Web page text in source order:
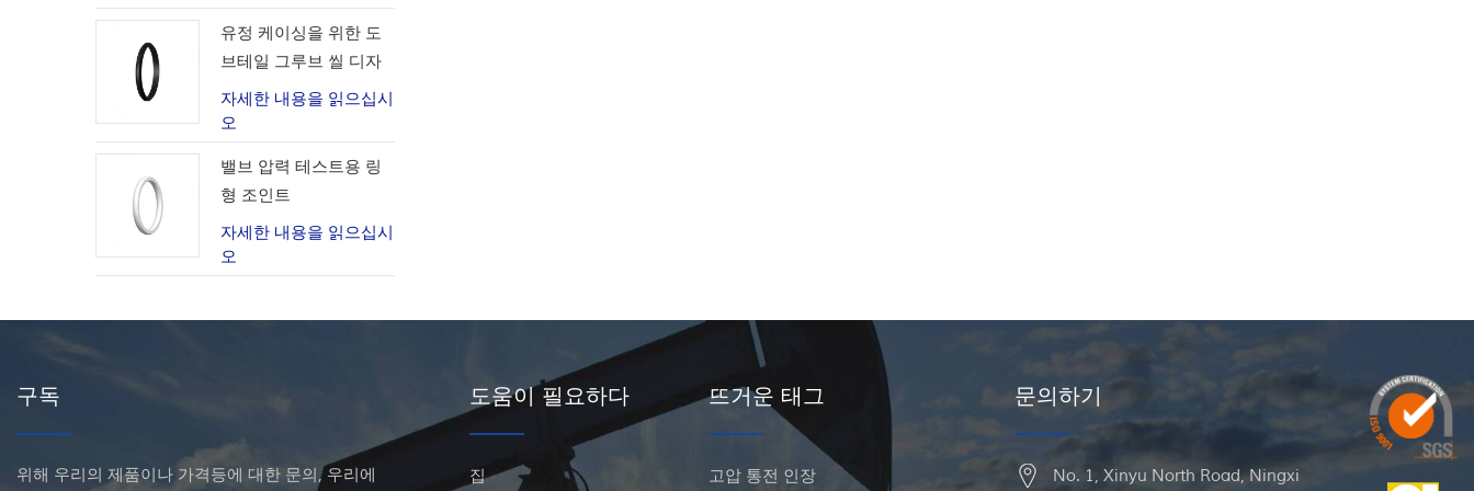
유정 케이싱을 위한 도
브테일 그루브 씰 디자
인
자세한 내용을 읽으십시
오
밸브 압력 테스트용 링
형 조인트
자세한 내용을 읽으십시
오
구독
위해 우리의 제품이나 가격등에 대한 문의, 우리에
도움이 필요하다
집
뜨거운 태그
고압 통전 인장
문의하기
No. 1, Xinyu North Road, Ningxi